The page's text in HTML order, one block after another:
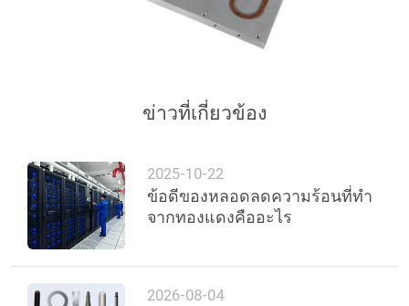
ข่าวที่เกี่ยวข้อง
2025-10-22
ข้อดีของหลอดลดความร้อนที่ทํา
จากทองแดงคืออะไร
2026-08-04